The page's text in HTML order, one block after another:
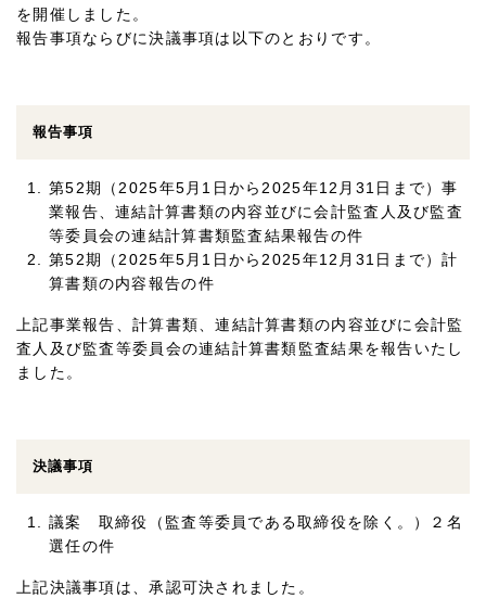
を開催しました。
報告事項ならびに決議事項は以下のとおりです。
報告事項
第52期（2025年5月1日から2025年12月31日まで）事
業報告、連結計算書類の内容並びに会計監査人及び監査
等委員会の連結計算書類監査結果報告の件
第52期（2025年5月1日から2025年12月31日まで）計
算書類の内容報告の件
上記事業報告、計算書類、連結計算書類の内容並びに会計監
査人及び監査等委員会の連結計算書類監査結果を報告いたし
ました。
決議事項
議案 取締役（監査等委員である取締役を除く。）２名
選任の件
上記決議事項は、承認可決されました。